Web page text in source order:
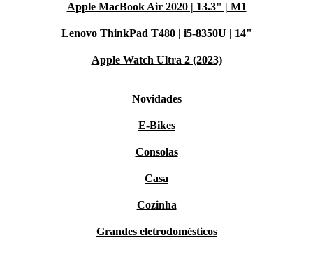
Apple MacBook Air 2020 | 13.3" | M1
Lenovo ThinkPad T480 | i5-8350U | 14"
Apple Watch Ultra 2 (2023)
Novidades
E-Bikes
Consolas
Casa
Cozinha
Grandes eletrodomésticos